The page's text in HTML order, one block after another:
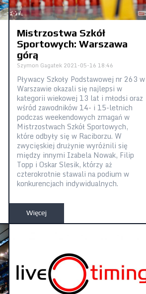
Mistrzostwa Szkół
Sportowych: Warszawa
górą
Szymon Gagatek 2021-05-16 18:46
Pływacy Szkoły Podstawowej nr 263 w
Warszawie okazali się najlepsi w
kategorii wiekowej 13 lat i młodsi oraz
wśród zawodników 14- i 15-letnich
podczas weekendowych zmagań w
Mistrzostwach Szkół Sportowych,
które odbyły się w Raciborzu. W
zwycięskiej drużynie wyróżnili się
między innymi Izabela Nowak, Filip
Topp i Oskar Slesik, którzy aż
czterokrotnie stawali na podium w
konkurencjach indywidualnych.
Więcej